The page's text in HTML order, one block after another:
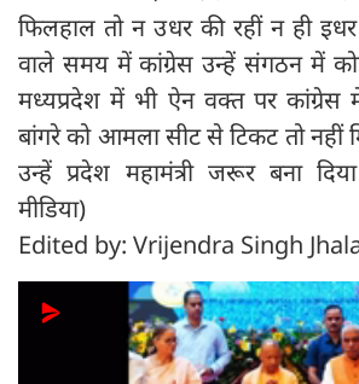
फिलहाल तो न उधर की रहीं न ही
वाले समय में कांग्रेस उन्हें संगठन में
मध्यप्रदेश में भी ऐन वक्त पर कांग्रेस
बांगरे को आमला सीट से टिकट तो नहीं
उन्हें प्रदेश महामंत्री जरूर बना
मीडिया)
Edited by: Vrijendra Singh